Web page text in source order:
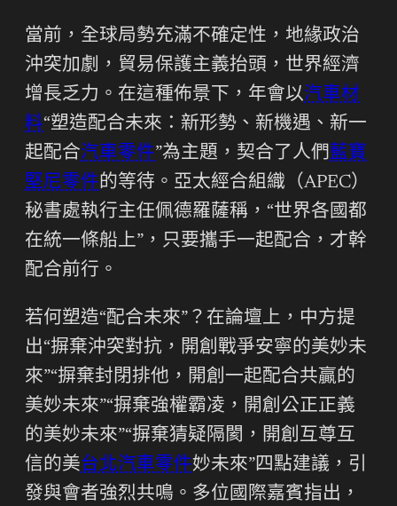
當前，全球局勢充滿不確定性，地緣政治
沖突加劇，貿易保護主義抬頭，世界經濟
增長乏力。在這種佈景下，年會以汽車材
料“塑造配合未來：新形勢、新機遇、新一
起配合汽車零件”為主題，契合了人們藍寶
堅尼零件的等待。亞太經合組織（APEC）
秘書處執行主任佩德羅薩稱，“世界各國都
在統一條船上”，只要攜手一起配合，才幹
配合前行。
若何塑造“配合未來”？在論壇上，中方提
出“摒棄沖突對抗，開創戰爭安寧的美妙未
來”“摒棄封閉排他，開創一起配合共贏的
美妙未來”“摒棄強權霸凌，開創公正正義
的美妙未來”“摒棄猜疑隔閡，開創互尊互
信的美台北汽車零件妙未來”四點建議，引
發與會者強烈共鳴。多位國際嘉賓指出，